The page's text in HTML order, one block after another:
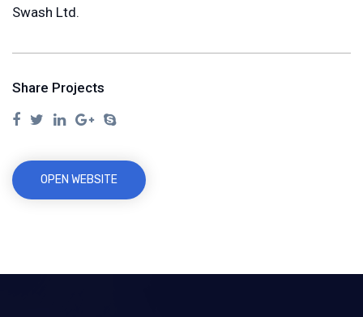
Swash Ltd.
Share Projects
OPEN WEBSITE